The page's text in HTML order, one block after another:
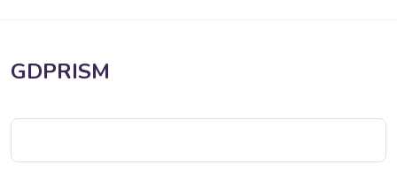
GDPRISM
Blöcke